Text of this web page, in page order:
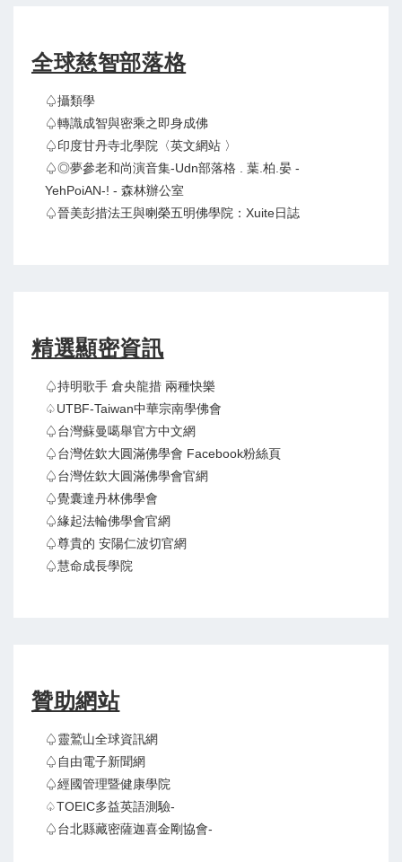
全球慈智部落格
♤攝類學
♤轉識成智與密乘之即身成佛
♤印度甘丹寺北學院〈英文網站 〉
♤◎夢參老和尚演音集-Udn部落格 . 葉.柏.晏 -
YehPoiAN-! - 森林辦公室
♤晉美彭措法王與喇榮五明佛學院：Xuite日誌
精選顯密資訊
♤持明歌手 倉央龍措 兩種快樂
♤UTBF-Taiwan中華宗南學佛會
♤台灣蘇曼噶舉官方中文網
♤台灣佐欽大圓滿佛學會 Facebook粉絲頁
♤台灣佐欽大圓滿佛學會官網
♤覺囊達丹林佛學會
♤緣起法輪佛學會官網
♤尊貴的 安陽仁波切官網
♤慧命成長學院
贊助網站
♤靈鷲山全球資訊網
♤自由電子新聞網
♤經國管理暨健康學院
♤TOEIC多益英語測驗-
♤台北縣藏密薩迦喜金剛協會-